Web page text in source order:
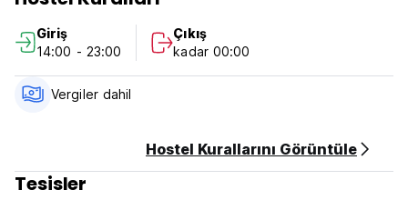
Cancellation policy: 7 days before arrival. In case of a late
cancellation or No Show, you will be charged the first night
of your stay.
Check in from 14:00 to 23:00.
No curfew.
Giriş
14:00 - 23:00
Çıkış
kadar 00:00
Vergiler dahil
Hostel Kurallarını Görüntüle
Tesisler